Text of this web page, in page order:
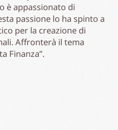
è appassionato di
passione lo ha spinto a
per la creazione di
Affronterà il tema
Finanza”.